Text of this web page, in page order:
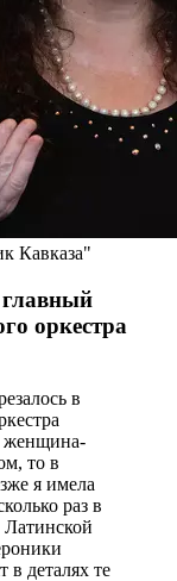
Кавказа"
главный
оркестра
в
женщина-
то в
я имела
раз в
Латинской
деталях те